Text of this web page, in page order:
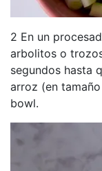
2 En un
arbolitos o
segundos hasta
arroz (en
bowl.